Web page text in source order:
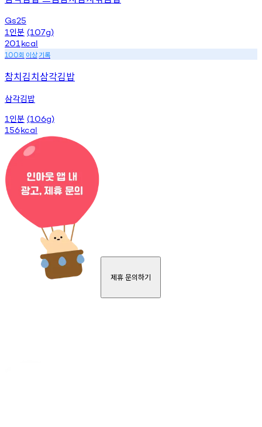
Gs25
1 인분 (107g)
201 kcal
100회 이상기록
참치김치삼각김밥
삼각김밥
1 인분 (106g)
156kcal
제휴 문의하기